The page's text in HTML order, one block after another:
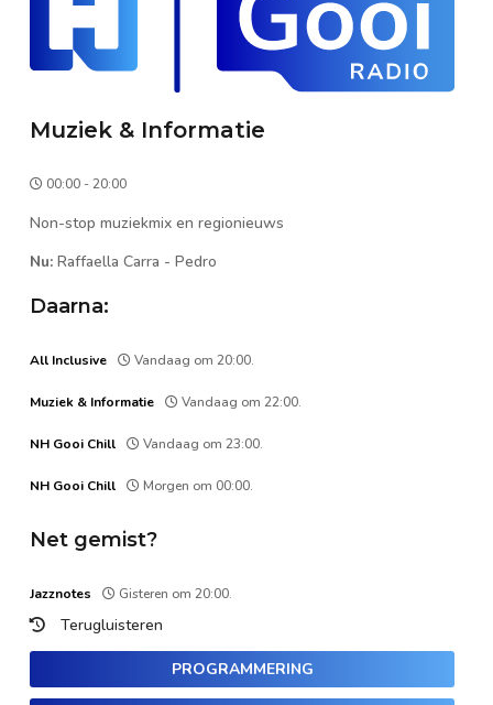
Muziek & Informatie
00:00 - 20:00
Non-stop muziekmix en regionieuws
Nu: Raffaella Carra - Pedro
Daarna:
All Inclusive Vandaag om 20:00.
Muziek & Informatie Vandaag om 22:00.
NH Gooi Chill Vandaag om 23:00.
NH Gooi Chill Morgen om 00:00.
Net gemist?
Jazznotes Gisteren om 20:00.
Terugluisteren
PROGRAMMERING